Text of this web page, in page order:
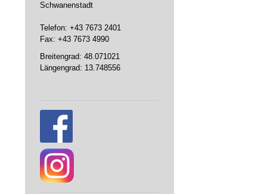
Schwanenstadt
Telefon: +43 7673 2401
Fax: +43 7673 4990
Breitengrad: 48.071021
Längengrad: 13.748556